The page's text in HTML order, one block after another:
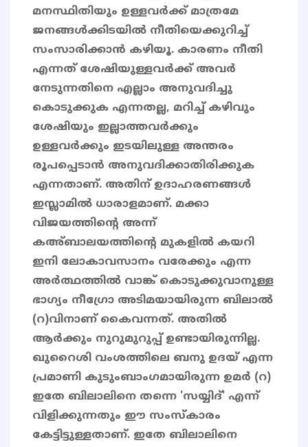
മനസ്ഥിതിയും ഉള്ളവർക്ക് മാത്രമേ
ജനങ്ങൾക്കിടയിൽ നീതിയെക്കുറിച്ച്
സംസാരിക്കാൻ കഴിയൂ. കാരണം നീതി
എന്നത് ശേഷിയുള്ളവർക്ക് അവർ
നേടുന്നതിനെ എല്ലാം അനുവദിച്ചു
കൊടുക്കുക എന്നതല്ല, മറിച്ച് കഴിവും
ശേഷിയും ഇല്ലാത്തവർക്കും
ഉള്ളവർക്കും ഇടയിലുള്ള അന്തരം
രൂപപ്പെടാൻ അനുവദിക്കാതിരിക്കുക
എന്നതാണ്. അതിന് ഉദാഹരണങ്ങൾ
ഇസ്ലാമിൽ ധാരാളമാണ്. മക്കാ
വിജയത്തിന്റെ അന്ന്
കഅ്ബാലയത്തിന്റെ മുകളിൽ കയറി
ഇനി ലോകാവസാനം വരേക്കും എന്ന
അർത്ഥത്തിൽ വാങ്ക് കൊടുക്കുവാനുള്ള
ഭാഗ്യം നീഗ്രോ അടിമയായിരുന്ന ബിലാൽ
(റ)വിനാണ് കൈവന്നത്. അതിൽ
ആർക്കും നുറുമുറുപ്പ് ഉണ്ടായിരുന്നില്ല.
ഖുറൈശി വംശത്തിലെ ബനു ഉദയ് എന്ന
പ്രമാണി കുടുംബാംഗമായിരുന്ന ഉമർ (റ)
ഇതേ ബിലാലിനെ തന്നെ 'സയ്യിദ്' എന്ന്
വിളിക്കുന്നതും ഈ സംസ്കാരം
കേട്ടിട്ടുള്ളതാണ്. ഇതേ ബിലാലിനെ